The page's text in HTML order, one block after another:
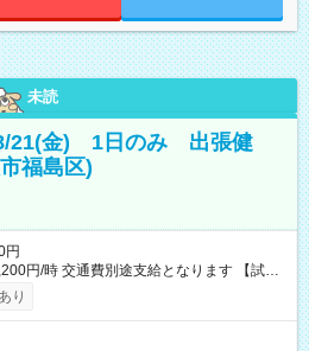
未読
21(金) 1日のみ 出張健
福島区)
円
/時 交通費別途支給となります 【試用
り